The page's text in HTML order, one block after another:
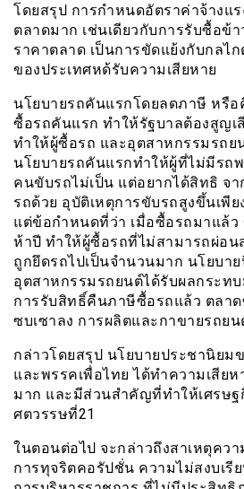
โดยสรุป การกำหนดอัตราค่าจ้างแ
ตลาดมาก เช่นเดียวกับการรับซื้อข้
ราคาตลาด เป็นการขัดแย้งกับกลไ
ของประเทศหด้รับความเสียหาย
นโยบายรถคันแรกโดยลดภาษี หรื
ซื้อรถคันแรก ทำให้รัฐบาลต้องสูญเ
ทำให้ผู้ซื้อรถ และอุตสาหกรรมรถย
นโยบายรถคันแรกทำให้ผู้ที่ไม่มีรถ
คนขับรถไม่เป็น แต่อยากได้สิทธิ จ
รถด้วย อุบัติเหตุการขับรถสูงขึ้นเพี
แต่ข้อกำหนดที่ว่า เมื่อซื้อรถมาแล้ว
ห้าปี ทำให้ผู้ซื้อรถที่ไม่สามารถผ่อน
ถูกยึดรถไปเป็นจำนวนมาก นโยบา
อุตสาหกรรมรถยนต์ได้รับผลกระทบ
การรับสิทธิ์คืนภาษีซื้อรถแล้ว ตลา
ซบเซาลง การผลิตและกาขายรถย
กล่าวโดยสรุป นโยบายประชานิยม
และพรรคเพื่อไทย ได้ทำความเสียห
มาก และมีส่วนสำคัญที่ทำให้เศรษฐ
ศตวรรษที่21
ในตอนต่อไป จะกล่าวถึงสาเหตุควา
การทุจริตคอรัปชั่น ความไม่สงบเรี